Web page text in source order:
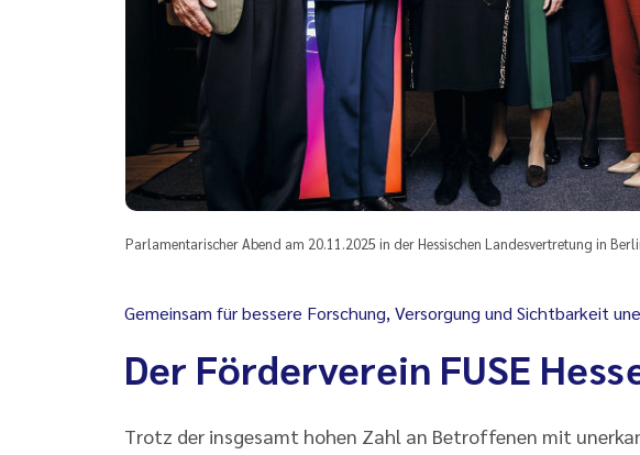
Parlamentarischer Abend am 20.11.2025 in der Hessischen Landesvertretung in
Gemeinsam für bessere Forschung, Versorgung und Sichtbarkeit
Der Förderverein FUSE
Trotz der insgesamt hohen Zahl an Betroffenen mit